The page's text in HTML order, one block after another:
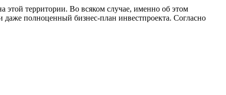
этой территории. Во всяком случае, именно об этом
даже полноценный бизнес-план инвестпроекта. Согласно